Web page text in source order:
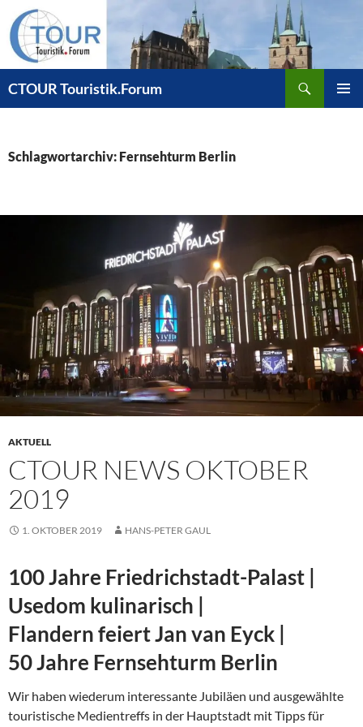
Zum
Inhalt
springen
CTOUR Touristik.Forum
Schlagwortarchiv: Fernsehturm Berlin
AKTUELL
CTOUR NEWS OKTOBER
2019
1. OKTOBER 2019 HANS-PETER GAUL
100 Jahre Friedrichstadt-Palast |
Usedom kulinarisch |
Flandern feiert Jan van Eyck |
50 Jahre Fernsehturm Berlin
Wir haben wiederum interessante Jubiläen und ausgewählte
touristische Medientreffs in der Hauptstadt mit Tipps für